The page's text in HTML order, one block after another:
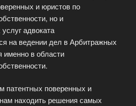
и юристов по
но и
адвоката
на ведении дел в Арбитражных
именно в области
патентных поверенных и
находить решения самых